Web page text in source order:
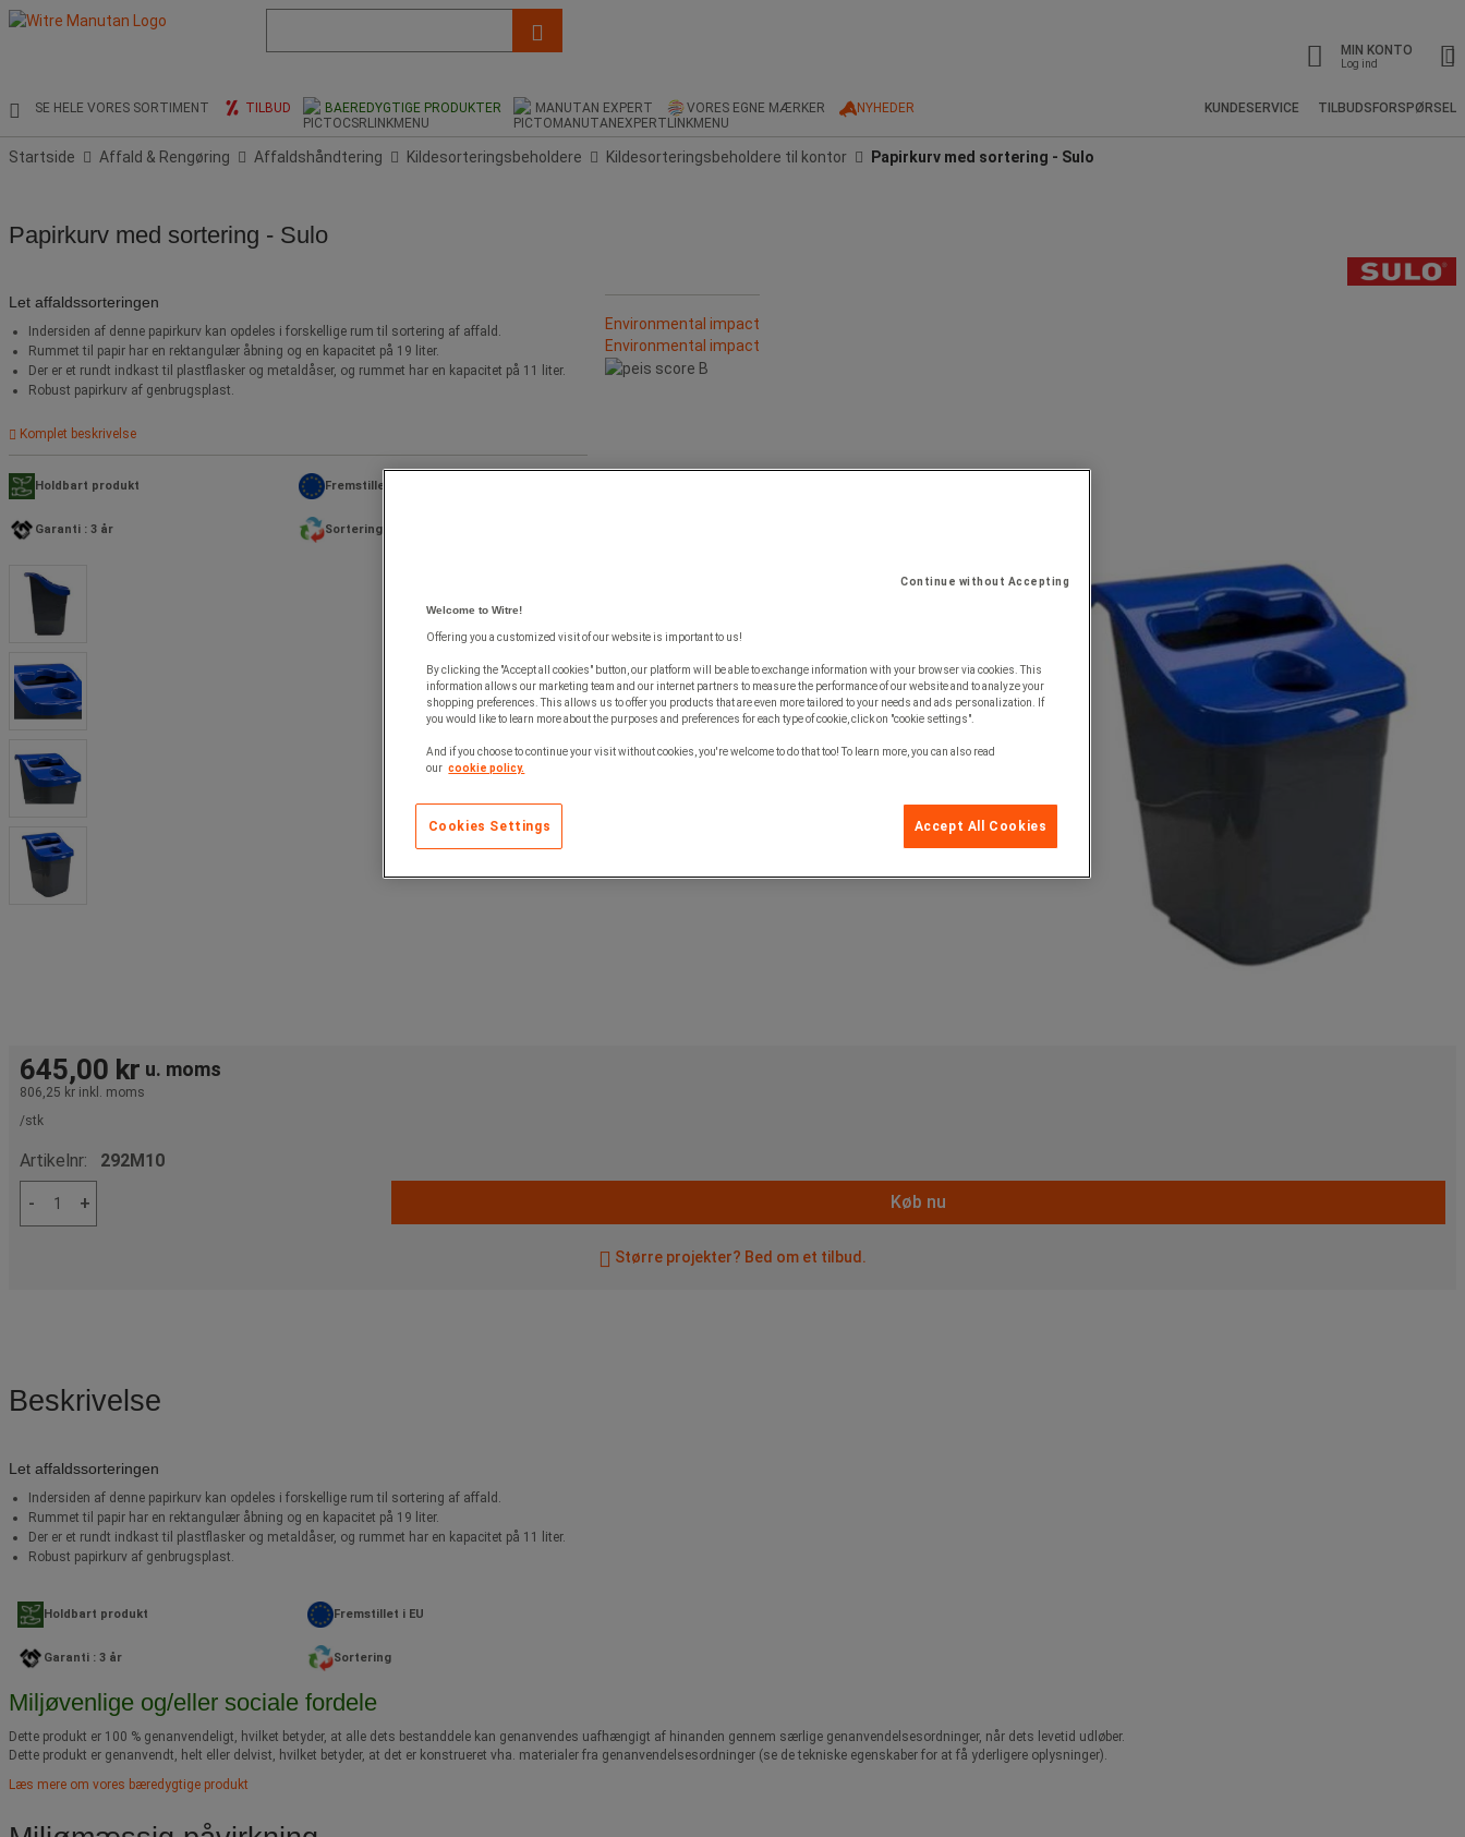
og
søgehistorik
MIN KONTO
Log ind
SE HELE VORES SORTIMENT TILBUD BAEREDYGTIGE PRODUKTER MANUTAN EXPERT VORES EGNE MÆRKER NYHEDER KUNDESERVICE TILBUDSFORSPØRSEL
Startside Affald & Rengøring Affaldshåndtering Kildesorteringsbeholdere Kildesorteringsbeholdere til kontor Papirkurv med sortering - Sulo
Papirkurv med sortering - Sulo
Let affaldssorteringen
Indersiden af denne papirkurv kan opdeles i forskellige rum til sortering af affald.
Rummet til papir har en rektangulær åbning og en kapacitet på 19 liter.
Der er et rundt indkast til plastflasker og metaldåser, og rummet har en kapacitet på 11 liter.
Robust papirkurv af genbrugsplast.
Komplet beskrivelse
Holdbart produkt Fremstillet i EU
Garanti : 3 år Sortering
Environmental impact
Environmental impact
645,00 kr u. moms
806,25 kr inkl. moms
/stk
Artikelnr: 292M10
- + Køb nu
Større projekter? Bed om et tilbud.
Beskrivelse
Let affaldssorteringen
Indersiden af denne papirkurv kan opdeles i forskellige rum til sortering af affald.
Rummet til papir har en rektangulær åbning og en kapacitet på 19 liter.
Der er et rundt indkast til plastflasker og metaldåser, og rummet har en kapacitet på 11 liter.
Robust papirkurv af genbrugsplast.
Holdbart produkt Fremstillet i EU
Garanti : 3 år Sortering
Miljøvenlige og/eller sociale fordele
Dette produkt er 100 % genanvendeligt, hvilket betyder, at alle dets bestanddele kan genanvendes uafhængigt af hinanden gennem særlige genanvendelsesordninger, når dets levetid udløber.
Dette produkt er genanvendt, helt eller delvist, hvilket betyder, at det er konstrueret vha. materialer fra genanvendelsesordninger (se de tekniske egenskaber for at få yderligere oplysninger).
Læs mere om vores bæredygtige produkt
Continue without Accepting
Welcome to Witre!
Offering you a customized visit of our website is important to us!
By clicking the "Accept all cookies" button, our platform will be able to exchange information with your browser via cookies. This
information allows our marketing team and our internet partners to measure the performance of our website and to analyze your
shopping preferences. This allows us to offer you products that are even more tailored to your needs and ads personalization. If
you would like to learn more about the purposes and preferences for each type of cookie, click on "cookie settings".
And if you choose to continue your visit without cookies, you're welcome to do that too! To learn more, you can also read
our cookie policy.
Accept All Cookies
Cookies Settings